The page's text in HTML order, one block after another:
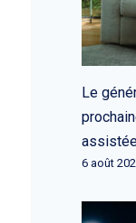
Le
6 août